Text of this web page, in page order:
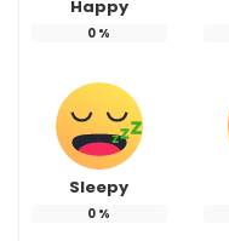
Happy
0 %
Sleepy
0 %